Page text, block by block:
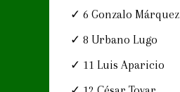
✓ 6 Gonzalo Márquez
✓ 8 Urbano Lugo
✓ 11 Luis Aparicio